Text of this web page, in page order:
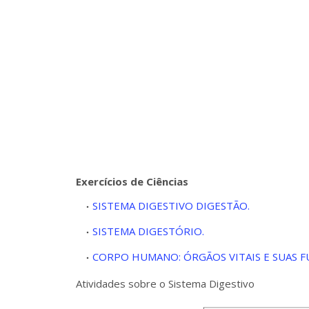
Exercícios de Ciências
SISTEMA DIGESTIVO DIGESTÃO.
SISTEMA DIGESTÓRIO.
CORPO HUMANO: ÓRGÃOS VITAIS E SUAS
Atividades sobre o Sistema Digestivo